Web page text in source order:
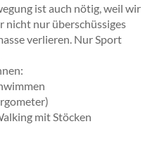
ist auch nötig, weil wir
nicht nur überschüssiges
verlieren. Nur Sport
mit Stöcken